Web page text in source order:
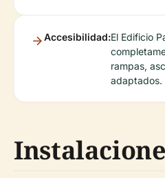
Accesibilidad:El Edificio
rampas,
adaptados.